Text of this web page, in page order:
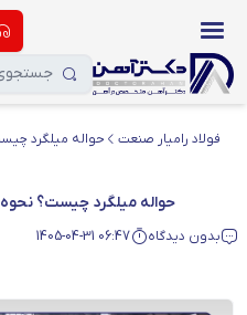
فولاد رامیار صنعت حواله میلگرد
حواله میلگرد چیست؟ نحوه
بدون دیدگاه 1405-04-31 06:47